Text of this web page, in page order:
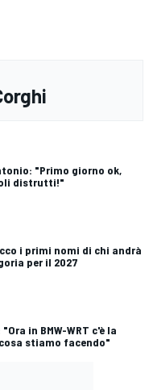
"Primo giorno ok,
distrutti!"
i primi nomi di chi andrà
per il 2027
in BMW-WRT c'è la
stiamo facendo"